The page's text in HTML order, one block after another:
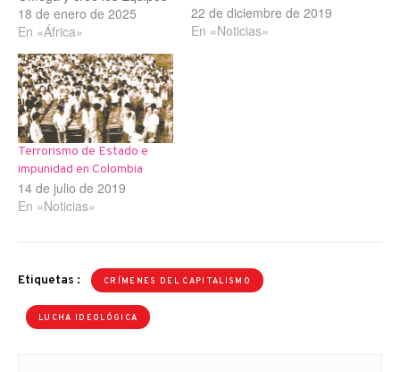
de Lucha Antiterrorista. De
ellos formaban parte
miembros del Centro de
Actividades Especiales
(SAC), oficiales de
inteligencia y sicarios
locales. En más de sesenta
países la central…
18 de enero de 2025
En «África»
22 de diciembre de 2019
En «Noticias»
Terrorismo de Estado e
impunidad en Colombia
14 de julio de 2019
En «Noticias»
Etiquetas : CRÍMENES DEL CAPITALISMO
LUCHA IDEOLÓGICA